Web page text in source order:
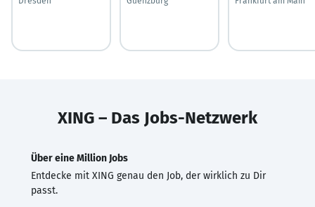
XING – Das Jobs-Netzwerk
Über eine Million Jobs
Entdecke mit XING genau den Job, der wirklich zu Dir
passt.